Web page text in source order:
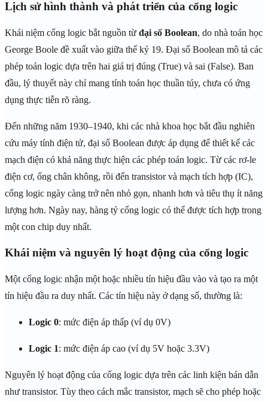
Lịch sử hình thành và phát triển của cổng logic
Khái niệm cổng logic bắt nguồn từ đại số Boolean, do nhà toán học
George Boole đề xuất vào giữa thế kỷ 19. Đại số Boolean mô tả các
phép toán logic dựa trên hai giá trị đúng (True) và sai (False). Ban
đầu, lý thuyết này chỉ mang tính toán học thuần túy, chưa có ứng
dụng thực tiễn rõ ràng.
Đến những năm 1930–1940, khi các nhà khoa học bắt đầu nghiên
cứu máy tính điện tử, đại số Boolean được áp dụng để thiết kế các
mạch điện có khả năng thực hiện các phép toán logic. Từ các rơ-le
điện cơ, ống chân không, rồi đến transistor và mạch tích hợp (IC),
cổng logic ngày càng trở nên nhỏ gọn, nhanh hơn và tiêu thụ ít năng
lượng hơn. Ngày nay, hàng tỷ cổng logic có thể được tích hợp trong
một con chip duy nhất.
Khái niệm và nguyên lý hoạt động của cổng logic
Một cổng logic nhận một hoặc nhiều tín hiệu đầu vào và tạo ra một
tín hiệu đầu ra duy nhất. Các tín hiệu này ở dạng số, thường là:
Logic 0: mức điện áp thấp (ví dụ 0V)
Logic 1: mức điện áp cao (ví dụ 5V hoặc 3.3V)
Nguyên lý hoạt động của cổng logic dựa trên các linh kiện bán dẫn
như transistor. Tùy theo cách mắc transistor, mạch sẽ cho phép hoặc